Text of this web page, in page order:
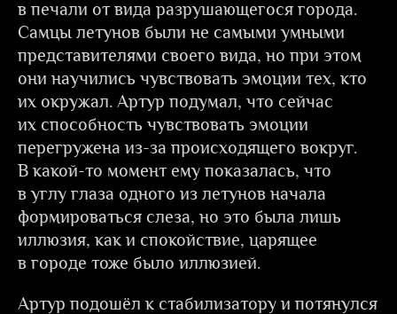
в печали от вида разрушающегося города.
Самцы летунов были не самыми умными
представителями своего вида, но при этом
они научились чувствовать эмоции тех, кто
их окружал. Артур подумал, что сейчас
их способность чувствовать эмоции
перегружена из-за происходящего вокруг.
В какой-то момент ему показалась, что
в углу глаза одного из летунов начала
формироваться слеза, но это была лишь
иллюзия, как и спокойствие, царящее
в городе тоже было иллюзией.
Артур подошёл к стабилизатору и потянулся